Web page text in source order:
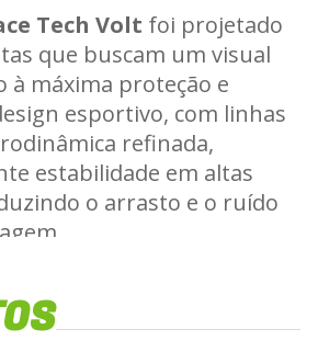
Tech Volt foi projetado
que buscam um visual
à máxima proteção e
esportivo, com linhas
refinada,
estabilidade em altas
o arrasto e o ruído
termoplástica ABS de